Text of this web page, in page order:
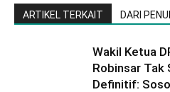
ARTIKEL TERKAIT DARI
Wakil Ketua
Robinsar Tak
Definitif: